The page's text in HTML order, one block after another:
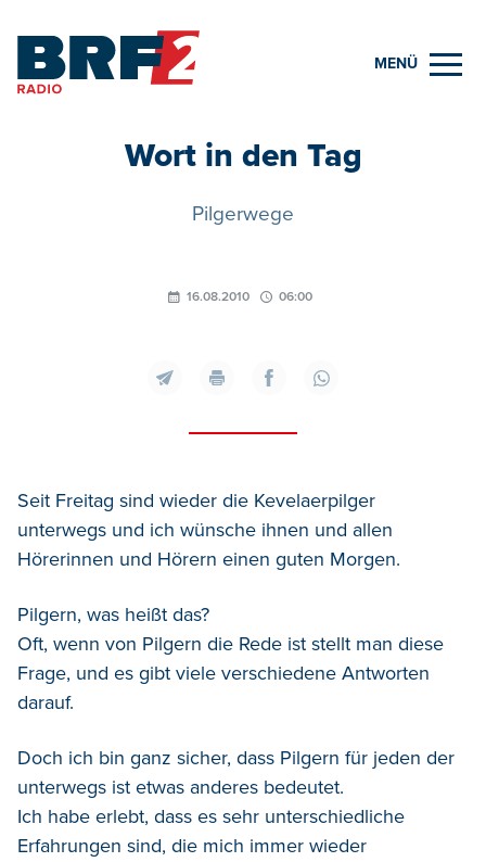
MENÜ
Wort in den Tag
Pilgerwege
16.08.2010 06:00
Seit Freitag sind wieder die Kevelaerpilger
unterwegs und ich wünsche ihnen und allen
Hörerinnen und Hörern einen guten Morgen.
Pilgern, was heißt das?
Oft, wenn von Pilgern die Rede ist stellt man diese
Frage, und es gibt viele verschiedene Antworten
darauf.
Doch ich bin ganz sicher, dass Pilgern für jeden der
unterwegs ist etwas anderes bedeutet.
Ich habe erlebt, dass es sehr unterschiedliche
Erfahrungen sind, die mich immer wieder